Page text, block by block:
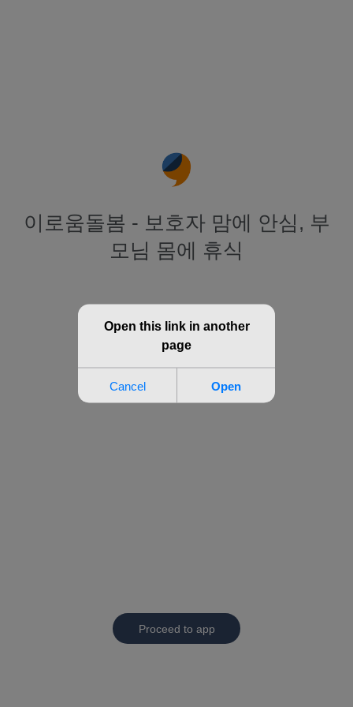
이로움돌봄 - 보호자 맘에 안심, 부
모님 몸에 휴식
Proceed to app